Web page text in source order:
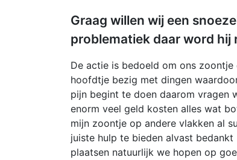
Graag willen wij een
problematiek daar word hij
De actie is bedoeld om ons
hoofdtje bezig met dingen
pijn begint te doen daarom vragen
enorm veel geld kosten alles wat
mijn zoontje op andere vlakken al
juiste hulp te bieden alvast
plaatsen natuurlijk we hopen op